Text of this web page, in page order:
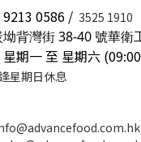
0586 / 3525 1910
坳背灣街 38-40 號華衛
期一 至 星期六
逢星期日休息